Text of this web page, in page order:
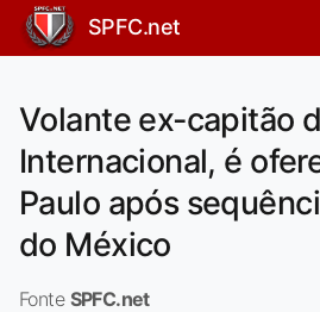
SPFC.net
Volante ex-capitão
Internacional, é
Paulo após
do México
Fonte SPFC.net